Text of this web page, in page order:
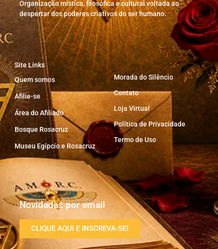
Organização mística, filosófica e cultural voltada ao
despertar dos poderes criativos do ser humano.
Site Links
Quem somos
Afilie-se
Área do Afiliado
Bosque Rosacruz
Museu Egípcio e Rosacruz
Morada do Silêncio
Contato
Loja Virtual
Política de Privacidade
Termo de Uso
Novidades por email
CLIQUE AQUI E INSCREVA-SE!